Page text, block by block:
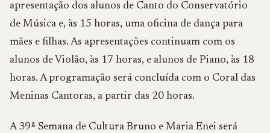
apresentação dos alunos de Canto do Conservatório
de Música e, às 15 horas, uma oficina de dança para
mães e filhas. As apresentações continuam com os
alunos de Violão, às 17 horas, e alunos de Piano, às 18
horas. A programação será concluída com o Coral das
Meninas Cantoras, a partir das 20 horas.
A 39ª Semana de Cultura Bruno e Maria Enei será